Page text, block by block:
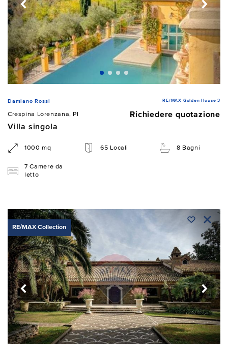
Damiano Rossi RE/MAX Golden House 3
Crespina Lorenzana, PI
Richiedere quotazione
Villa singola
1000 mq 65 Locali 8 Bagni
7 Camere da
letto
RE/MAX Collection